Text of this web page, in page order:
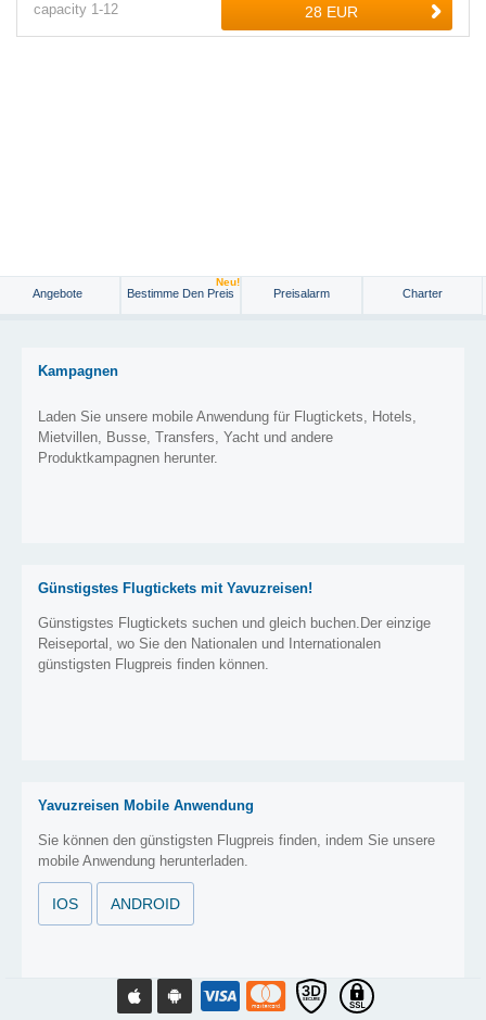
capacity 1-12
Angebote Bestimme Den Preis
Neu!
Preisalarm Charter
Kampagnen
Laden Sie unsere mobile Anwendung für Flugtickets, Hotels,
Mietvillen, Busse, Transfers, Yacht und andere
Produktkampagnen herunter.
Günstigstes Flugtickets mit Yavuzreisen!
Günstigstes Flugtickets suchen und gleich buchen.Der einzige
Reiseportal, wo Sie den Nationalen und Internationalen
günstigsten Flugpreis finden können.
Yavuzreisen Mobile Anwendung
Sie können den günstigsten Flugpreis finden, indem Sie unsere
mobile Anwendung herunterladen.
IOS ANDROID